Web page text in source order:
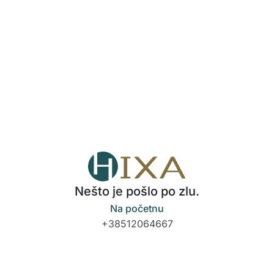
Nešto je pošlo po zlu.
Na početnu
+38512064667